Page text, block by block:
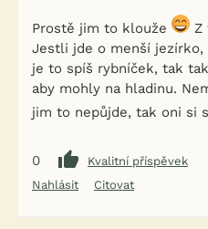
Prostě jim to klouže
Z
Jestli jde o menší
je to spíš rybníček, tak
aby mohly na hladinu.
jim to nepůjde, tak oni si
0
Kvalitní příspěvek
Nahlásit
Citovat